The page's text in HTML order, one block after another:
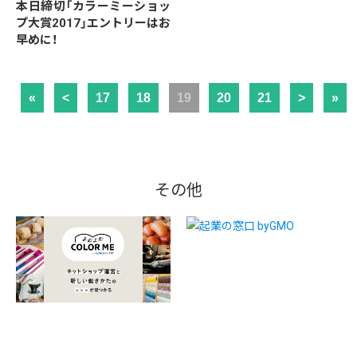
本日締切「カラーミーショッ
プ大賞2017」エントリーはお
早めに！
« < 17 18 19 20 21 > »
その他